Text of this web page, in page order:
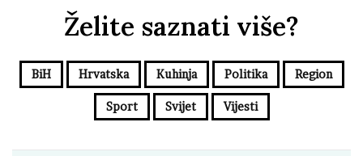
Želite saznati više?
BiH Hrvatska Kuhinja Politika Region
Sport Svijet Vijesti